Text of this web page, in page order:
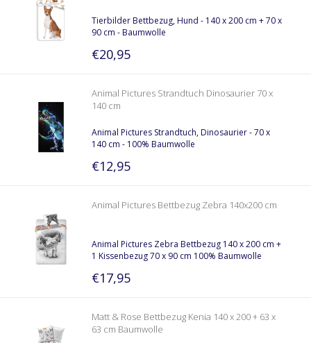
Tierbilder Bettbezug, Hund - 140 x 200 cm + 70 x
90 cm - Baumwolle
€20,95
Animal Pictures Strandtuch Dinosaurier 70 x
140 cm
Animal Pictures Strandtuch, Dinosaurier - 70 x
140 cm - 100% Baumwolle
€12,95
Animal Pictures Bettbezug Zebra 140x200 cm
Animal Pictures Zebra Bettbezug 140 x 200 cm +
1 Kissenbezug 70 x 90 cm 100% Baumwolle
€17,95
Matt & Rose Bettbezug Kenia 140 x 200 + 63 x
63 cm Baumwolle